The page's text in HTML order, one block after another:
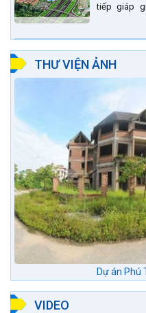
tiếp giáp
THƯ VIỆN ẢNH
Dự án Phú
VIDEO